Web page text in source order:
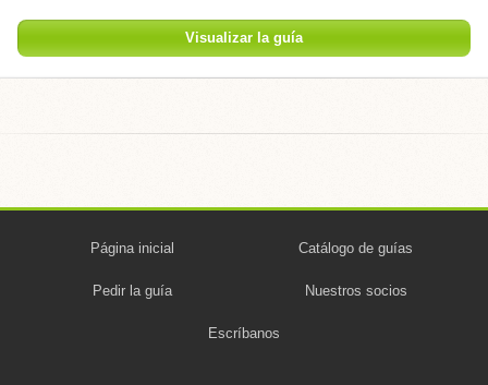
Visualizar la guía
Página inicial Catálogo de guías
Pedir la guía Nuestros socios
Escríbanos